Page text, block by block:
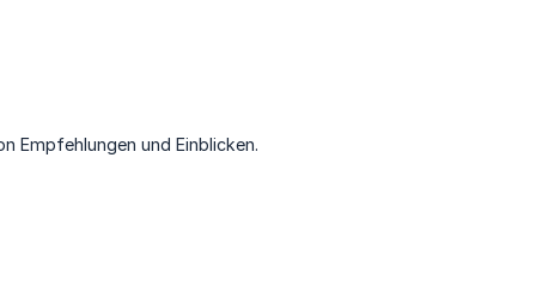
Empfehlungen und Einblicken.